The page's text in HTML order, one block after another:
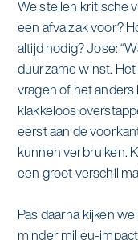
We stellen kritische
een afvalzak voor?
altijd nodig? Jose:
duurzame winst.
vragen of het
klakkeloos
eerst aan de
kunnen verbruiken.
een groot verschil
Pas daarna kijken
minder milieu-